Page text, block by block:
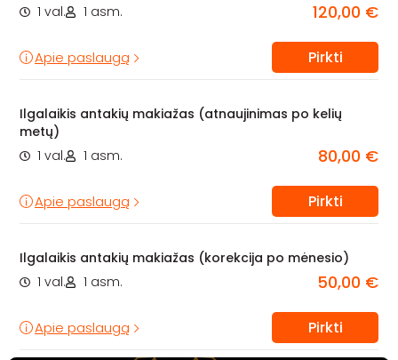
1 val.
1 asm. 120,00 €
Apie paslaugą Pirkti
Ilgalaikis antakių makiažas (atnaujinimas po kelių
metų)
1 val.
1 asm. 80,00 €
Apie paslaugą Pirkti
Ilgalaikis antakių makiažas (korekcija po mėnesio)
1 val.
1 asm. 50,00 €
Apie paslaugą Pirkti